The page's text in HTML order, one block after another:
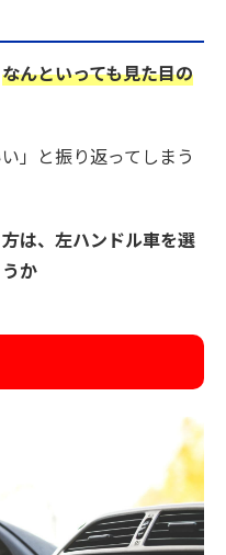
なんといっても見た目の
」と振り返ってしまう
は、左ハンドル車を選
か